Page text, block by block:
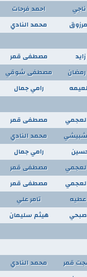
احمد فرحات
محمد النادي
مصطفى قمر
مصطفى شوقي
رامي جمال
مصطفى قمر
محمد النادي
رامي جمال
مصطفى قمر
مصطفى قمر
تامر علي
هيثم سليمان
قمر محمد النادي